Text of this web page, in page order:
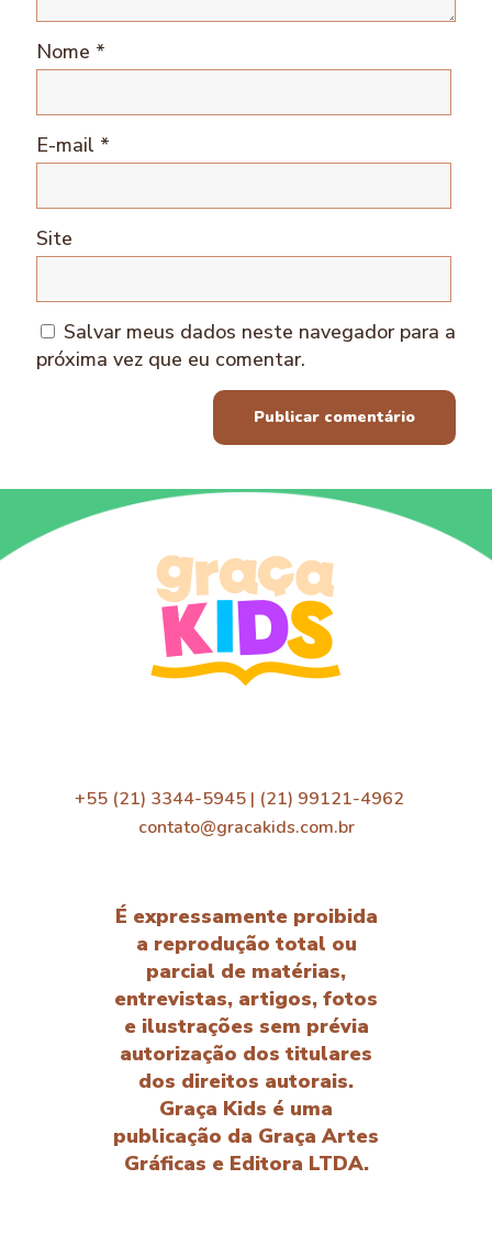
Nome *
E-mail *
Site
Salvar meus dados neste navegador para a
próxima vez que eu comentar.
+55 (21) 3344-5945 | (21) 99121-4962
contato@gracakids.com.br
É expressamente proibida
a reprodução total ou
parcial de matérias,
entrevistas, artigos, fotos
e ilustrações sem prévia
autorização dos titulares
dos direitos autorais.
Graça Kids é uma
publicação da Graça Artes
Gráficas e Editora LTDA.